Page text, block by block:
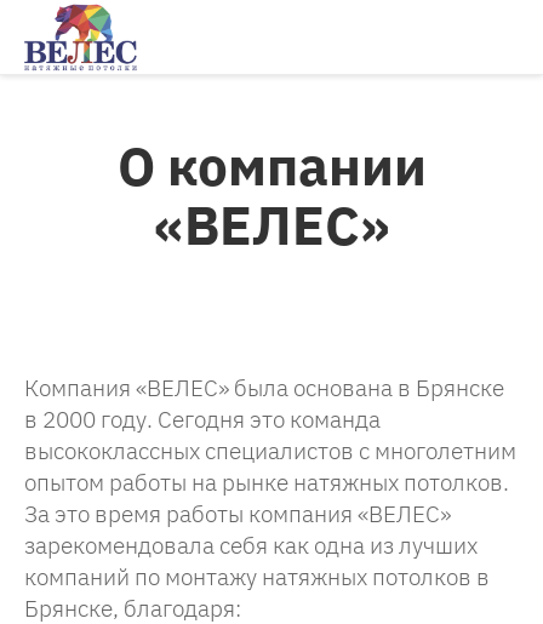
О компании
«ВЕЛЕС»
Компания «ВЕЛЕС» была основана в Брянске
в 2000 году. Сегодня это команда
высококлассных специалистов с многолетним
опытом работы на рынке натяжных потолков.
За это время работы компания «ВЕЛЕС»
зарекомендовала себя как одна из лучших
компаний по монтажу натяжных потолков в
Брянске, благодаря: